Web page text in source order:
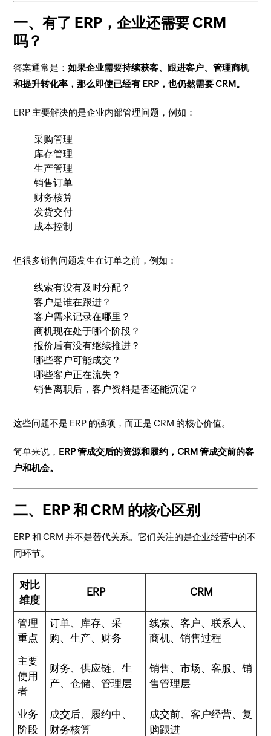
一、有了 ERP，企业还需要 CRM
吗？
答案通常是：如果企业需要持续获客、跟进客户、管理商机
和提升转化率，那么即使已经有 ERP，也仍然需要 CRM。
ERP 主要解决的是企业内部管理问题，例如：
采购管理
库存管理
生产管理
销售订单
财务核算
发货交付
成本控制
但很多销售问题发生在订单之前，例如：
线索有没有及时分配？
客户是谁在跟进？
客户需求记录在哪里？
商机现在处于哪个阶段？
报价后有没有继续推进？
哪些客户可能成交？
哪些客户正在流失？
销售离职后，客户资料是否还能沉淀？
这些问题不是 ERP 的强项，而正是 CRM 的核心价值。
简单来说， ERP 管成交后的资源和履约，CRM 管成交前的客
户和机会。
二、ERP 和 CRM 的核心区别
ERP 和 CRM 并不是替代关系。它们关注的是企业经营中的不
同环节。
对比
维度
ERP CRM
管理
重点
订单、库存、采
购、生产、财务
线索、客户、联系人、
商机、销售过程
主要
使用
者
财务、供应链、生
产、仓储、管理层
销售、市场、客服、销
售管理层
业务
阶段
成交后、履约中、
财务核算
成交前、客户经营、复
购跟进